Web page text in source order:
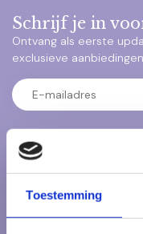
Toestemming
Klantenservice
Heb je vragen over
dan een kijkje op onze
antwoorden op
en verschillende
Schrijf je in
Ontvang als eerste
exclusieve